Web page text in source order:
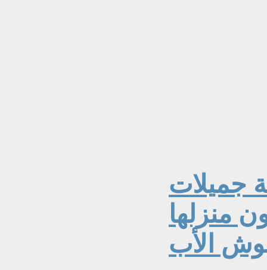
جميلات
منزلها
الأب